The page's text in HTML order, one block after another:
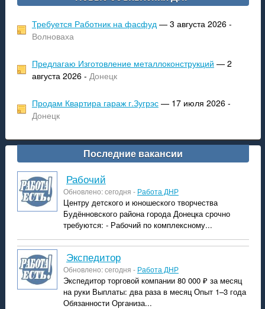
Требуется Работник на фасфуд— 3 августа 2026 -
Волноваха
Предлагаю Изготовление металлоконструкций — 2
августа 2026 - Донецк
Продам Квартира гараж г.Зугрэс— 17 июля 2026 -
Донецк
Последние вакансии
рабочий
Обновлено: сегодня - Работа ДНР
Центру детского и юношеского творчества
Будённовского района города Донецка срочно
требуются: - Рабочий по комплексному...
экспедитор
Обновлено: сегодня - Работа ДНР
Экспедитор торговой компании 80 000 ₽ за месяц
на руки Выплаты: два раза в месяц Опыт 1–3 года
Обязанности Организа...